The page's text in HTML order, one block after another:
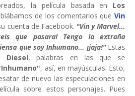
la película basada en Los
de los comentarios que Vin
cuenta de Facebook. "Vin y Marvel...
que pasara! Tengo la extraña
que soy Inhumano... ¡jaja!" Estas
Diesel, palabras en las que se
, así, en mayúsculas. Esto,
de nuevo las especulaciones en
sobre estos personajes. Pues